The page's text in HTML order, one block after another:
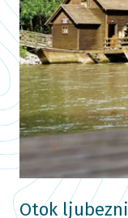
Otok ljubezni